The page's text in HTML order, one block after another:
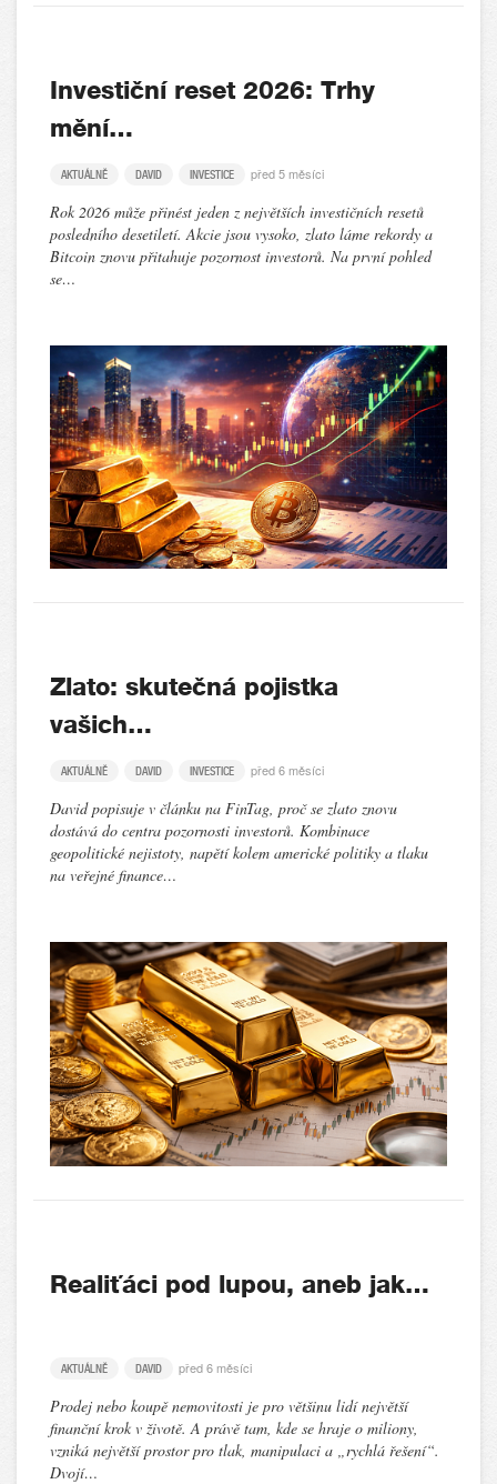
Investiční reset 2026: Trhy
mění…
AKTUÁLNĚ DAVID INVESTICE před 5 měsíci
Rok 2026 může přinést jeden z největších investičních resetů
posledního desetiletí. Akcie jsou vysoko, zlato láme rekordy a
Bitcoin znovu přitahuje pozornost investorů. Na první pohled
se…
Zlato: skutečná pojistka
vašich…
AKTUÁLNĚ DAVID INVESTICE před 6 měsíci
David popisuje v článku na FinTag, proč se zlato znovu
dostává do centra pozornosti investorů. Kombinace
geopolitické nejistoty, napětí kolem americké politiky a tlaku
na veřejné finance…
Realiťáci pod lupou, aneb jak…
AKTUÁLNĚ DAVID před 6 měsíci
Prodej nebo koupě nemovitosti je pro většinu lidí největší
finanční krok v životě. A právě tam, kde se hraje o miliony,
vzniká největší prostor pro tlak, manipulaci a „rychlá řešení“.
Dvojí…